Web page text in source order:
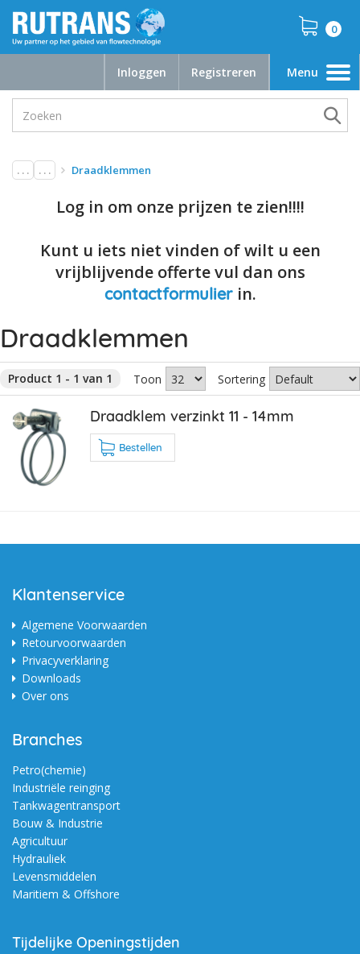
0
Inloggen Registreren
Toggle
navigation
Menu
. . . . . . Draadklemmen
Log in om onze prijzen te zien!!!!
Kunt u iets niet vinden of wilt u een
vrijblijvende offerte vul dan ons
contactformulier in.
Draadklemmen
Product 1 - 1 van 1 Toon Sortering
Draadklem verzinkt 11 - 14mm
Bestellen
Klantenservice
Algemene Voorwaarden
Retourvoorwaarden
Privacyverklaring
Downloads
Over ons
Branches
Petro(chemie)
Industriële reinging
Tankwagentransport
Bouw & Industrie
Agricultuur
Hydrauliek
Levensmiddelen
Maritiem & Offshore
Tijdelijke Openingstijden